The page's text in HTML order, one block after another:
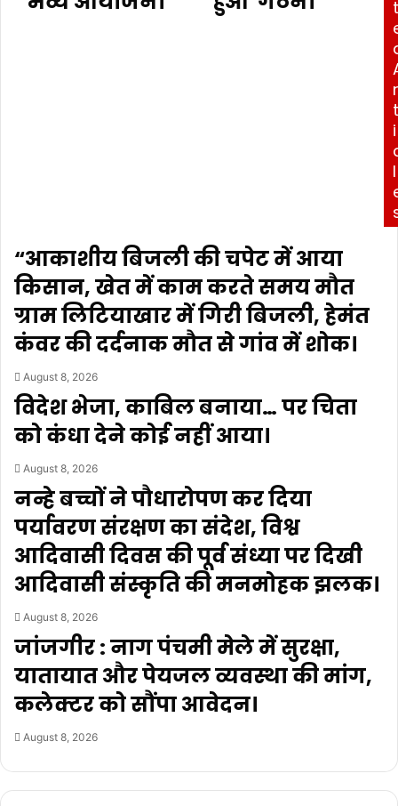
t
r
t
i
l
“आकाशीय बिजली की चपेट में आया
किसान, खेत में काम करते समय मौत
ग्राम लिटियाखार में गिरी बिजली, हेमंत
कंवर की दर्दनाक मौत से गांव में शोक।
August 8, 2026
विदेश भेजा, काबिल बनाया… पर चिता
को कंधा देने कोई नहीं आया।
August 8, 2026
नन्हे बच्चों ने पौधारोपण कर दिया
पर्यावरण संरक्षण का संदेश, विश्व
आदिवासी दिवस की पूर्व संध्या पर दिखी
आदिवासी संस्कृति की मनमोहक झलक।
August 8, 2026
जांजगीर : नाग पंचमी मेले में सुरक्षा,
यातायात और पेयजल व्यवस्था की मांग,
कलेक्टर को सौंपा आवेदन।
August 8, 2026